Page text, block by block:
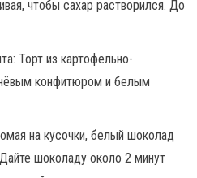
чтобы сахар растворился. До
на кусочки, белый шоколад
шоколаду около 2 минут